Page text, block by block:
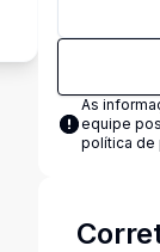
As
equipe
política de